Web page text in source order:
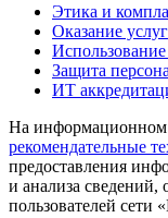
Этика и
Оказание услуг
Использование
Защита
ИТ
На информационном
рекомендательные
предоставления
и анализа сведений,
пользователей сети